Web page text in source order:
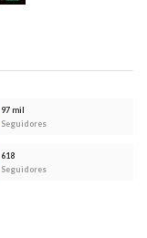
97 mil
Seguidores
618
Seguidores